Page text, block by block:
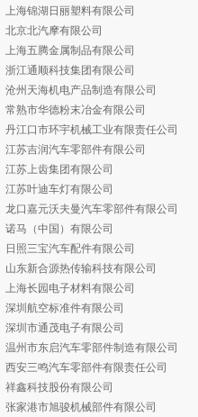
上海锦湖日丽塑料有限公司
北京北汽摩有限公司
上海五腾金属制品有限公司
浙江通顺科技集团有限公司
沧州天海机电产品制造有限公司
常熟市华德粉末冶金有限公司
丹江口市环宇机械工业有限责任公司
江苏吉润汽车零部件有限公司
江苏上齿集团有限公司
江苏叶迪车灯有限公司
龙口嘉元沃夫曼汽车零部件有限公司
诺马（中国）有限公司
日照三宝汽车配件有限公司
山东新合源热传输科技有限公司
上海长园电子材料有限公司
深圳航空标准件有限公司
深圳市通茂电子有限公司
温州市东启汽车零部件制造有限公司
西安三鸣汽车零部件有限责任公司
祥鑫科技股份有限公司
张家港市旭骏机械部件有限公司